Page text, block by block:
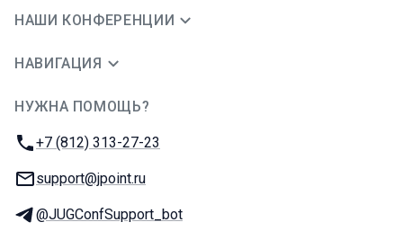
НАШИ КОНФЕРЕНЦИИ
НАВИГАЦИЯ
НУЖНА ПОМОЩЬ?
Телефон:
+7 (812) 313-27-23
E-mail:
support@jpoint.ru
Телеграм:
@JUGConfSupport_bot